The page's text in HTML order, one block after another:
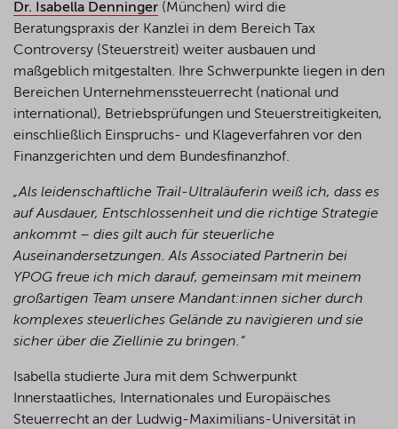
Dr. Isabella Denninger (München) wird die
Beratungspraxis der Kanzlei in dem Bereich Tax
Controversy (Steuerstreit) weiter ausbauen und
maßgeblich mitgestalten. Ihre Schwerpunkte liegen in den
Bereichen Unternehmenssteuerrecht (national und
international), Betriebsprüfungen und Steuerstreitigkeiten,
einschließlich Einspruchs- und Klageverfahren vor den
Finanzgerichten und dem Bundesfinanzhof.
„Als leidenschaftliche Trail-Ultraläuferin weiß ich, dass es
auf Ausdauer, Entschlossenheit und die richtige Strategie
ankommt – dies gilt auch für steuerliche
Auseinandersetzungen. Als Associated Partnerin bei
YPOG freue ich mich darauf, gemeinsam mit meinem
großartigen Team unsere Mandant:innen sicher durch
komplexes steuerliches Gelände zu navigieren und sie
sicher über die Ziellinie zu bringen.“
Isabella studierte Jura mit dem Schwerpunkt
Innerstaatliches, Internationales und Europäisches
Steuerrecht an der Ludwig-Maximilians-Universität in